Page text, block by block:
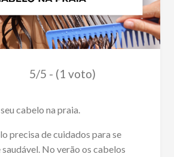
5/5 - (1 voto)
cabelo na praia.
precisa de cuidados para se
No verão os cabelos